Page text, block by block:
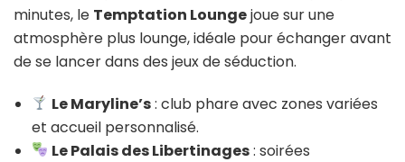
minutes, le Temptation Loungejoue sur une
atmosphère plus lounge, idéale pour échanger avant
de se lancer dans des jeux de séduction.
Le Maryline’s: club phare avec zones variées
et accueil personnalisé.
Le Palais des Libertinages: soirées